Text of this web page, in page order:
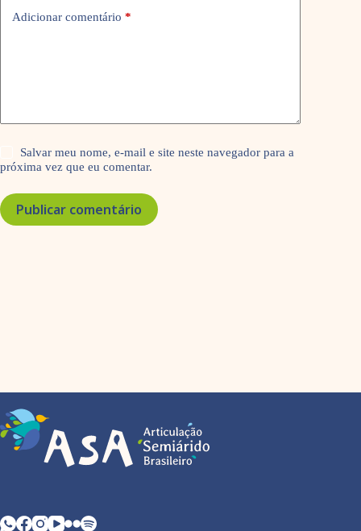
Adicionar comentário *
Salvar meu nome, e-mail e site neste navegador para a
próxima vez que eu comentar.
Publicar comentário